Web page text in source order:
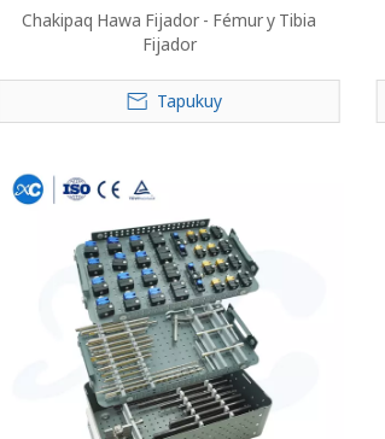
Chakipaq Hawa Fijador - Fémur y Tibia
Fijador
Tapukuy